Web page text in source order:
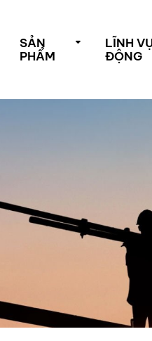
SẢN
PHẨM
LĨNH
ĐỘNG